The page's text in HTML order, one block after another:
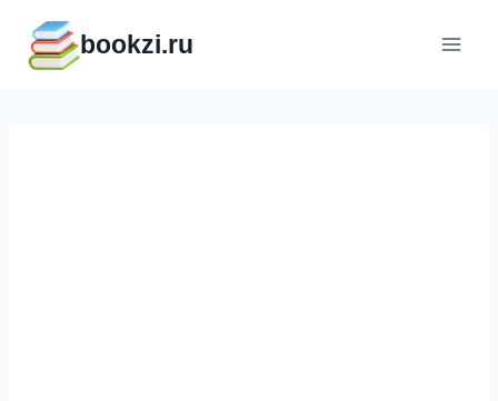
содержимому
bookzi.ru